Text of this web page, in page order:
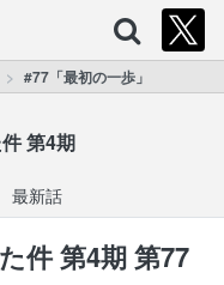
#77「最初の一歩」
第4期
最新話
件 第4期 第77